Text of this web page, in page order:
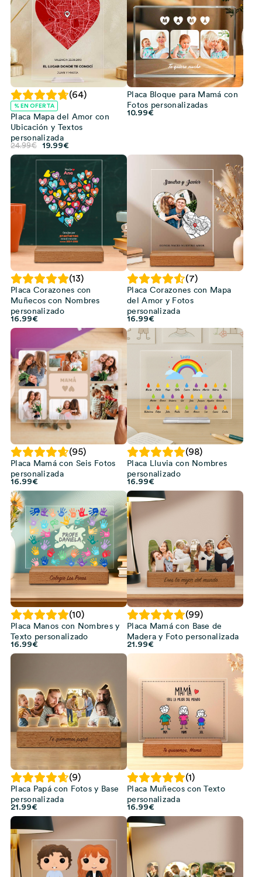
(64)
% EN OFERTA
Placa Mapa del Amor con
Ubicación y Textos
personalizada
24.99€
El
precio
original
era:
24.99€.
19.99€
precio
actual
es:
19.99€.
Placa Bloque para Mamá con
Fotos personalizadas
10.99€
(13)
Placa Corazones con
Muñecos con Nombres
personalizado
16.99€
(7)
Placa Corazones con Mapa
del Amor y Fotos
personalizada
16.99€
(95)
Placa Mamá con Seis Fotos
personalizada
16.99€
(98)
Placa Lluvia con Nombres
personalizado
16.99€
(10)
Placa Manos con Nombres y
Texto personalizado
16.99€
(99)
Placa Mamá con Base de
Madera y Foto personalizada
21.99€
(9)
Placa Papá con Fotos y Base
personalizada
21.99€
(1)
Placa Muñecos con Texto
personalizada
16.99€